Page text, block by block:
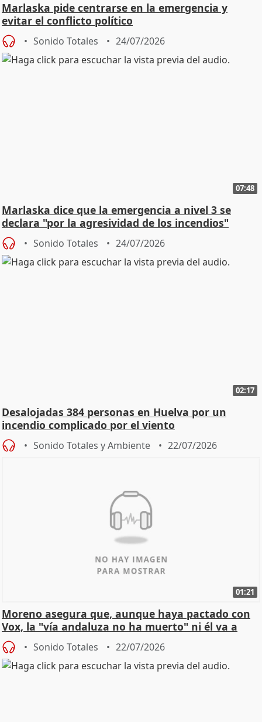
Marlaska pide centrarse en la emergencia y
evitar el conflicto político
Sonido Totales 24/07/2026
07:48
Marlaska dice que la emergencia a nivel 3 se
declara "por la agresividad de los incendios"
Sonido Totales 24/07/2026
02:17
Desalojadas 384 personas en Huelva por un
incendio complicado por el viento
Sonido Totales y Ambiente 22/07/2026
01:21
Moreno asegura que, aunque haya pactado con
Vox, la "vía andaluza no ha muerto" ni él va a
"cambiar"
Sonido Totales 22/07/2026